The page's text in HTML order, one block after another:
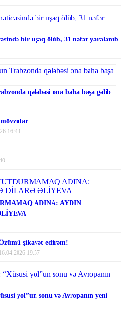
bir uşaq ölüb, 31 nəfər yaralanıb
qələbəsi ona baha başa gəlib
mövzular
16:43
ADINA: AYDIN
şikayət edirəm!
16.04.2026 19:57
yol”un sonu və Avropanın yeni